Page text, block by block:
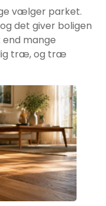
vælger parket.
det giver boligen
mange
træ, og træ